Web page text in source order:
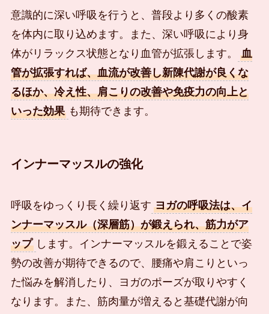
意識的に深い呼吸を行うと、普段より多くの酸素
を体内に取り込めます。また、深い呼吸により身
体がリラックス状態となり血管が拡張します。
血
管が拡張すれば、血流が改善し新陳代謝が良くな
るほか、冷え性、肩こりの改善や免疫力の向上と
いった効果 も期待できます。
インナーマッスルの強化
呼吸をゆっくり長く繰り返す ヨガの呼吸法は、イ
ンナーマッスル（深層筋）が鍛えられ、筋力がア
ップ します。インナーマッスルを鍛えることで姿
勢の改善が期待できるので、腰痛や肩こりといっ
た悩みを解消したり、ヨガのポーズが取りやすく
なります。また、筋肉量が増えると基礎代謝が向